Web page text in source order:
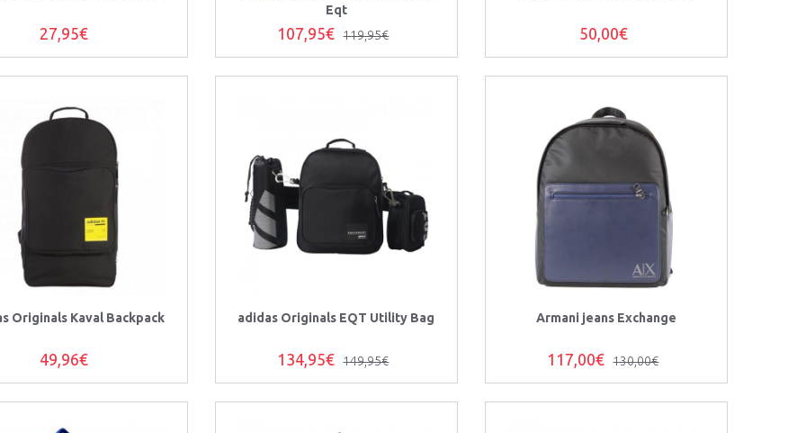
27,95€
Eqt
107,95€ 119,95€ 50,00€
Originals Kaval Backpack
49,96€
adidas Originals EQT Utility Bag
134,95€ 149,95€
Armani jeans Exchange
117,00€ 130,00€